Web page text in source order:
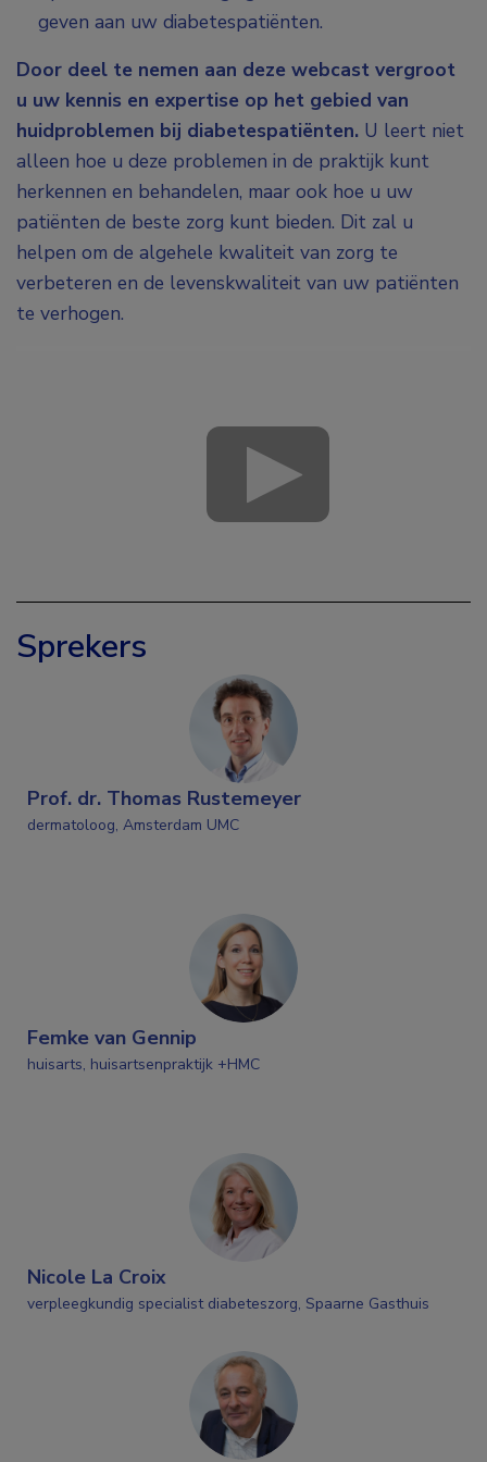
geven aan uw diabetespatiënten.
Door deel te nemen aan deze webcast vergroot
u uw kennis en expertise op het gebied van
huidproblemen bij diabetespatiënten. U leert niet
alleen hoe u deze problemen in de praktijk kunt
herkennen en behandelen, maar ook hoe u uw
patiënten de beste zorg kunt bieden. Dit zal u
helpen om de algehele kwaliteit van zorg te
verbeteren en de levenskwaliteit van uw patiënten
te verhogen.
Sprekers
Prof. dr. Thomas Rustemeyer
dermatoloog, Amsterdam UMC
Femke van Gennip
huisarts, huisartsenpraktijk +HMC
Nicole La Croix
verpleegkundig specialist diabeteszorg, Spaarne Gasthuis